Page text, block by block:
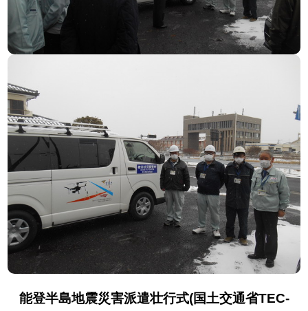
能登半島地震災害派遣壮行式(国土交通省TEC-